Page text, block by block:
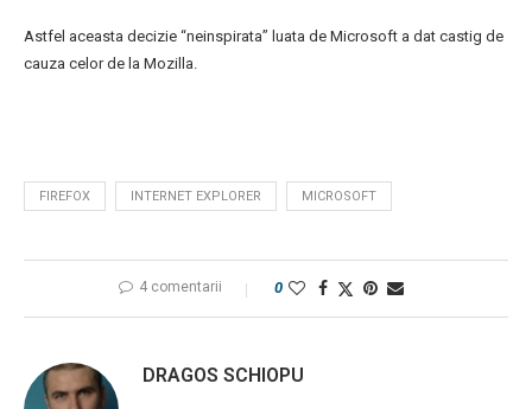
Astfel aceasta decizie “neinspirata” luata de Microsoft a dat castig de
cauza celor de la Mozilla.
FIREFOX INTERNET EXPLORER MICROSOFT
4 comentarii 0
DRAGOS SCHIOPU